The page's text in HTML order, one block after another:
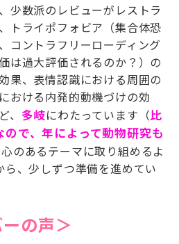
少数派のレビューがレストラ
トライポフォビア（集合体恐
コントラフリーローディング
は過大評価されるのか？）の
果、表情認識における周囲の
おける内発的動機づけの効
多岐にわたっています（比
ので、年によって動物研究も
のあるテーマに取り組めるよ
、少しずつ準備を進めてい
の声＞